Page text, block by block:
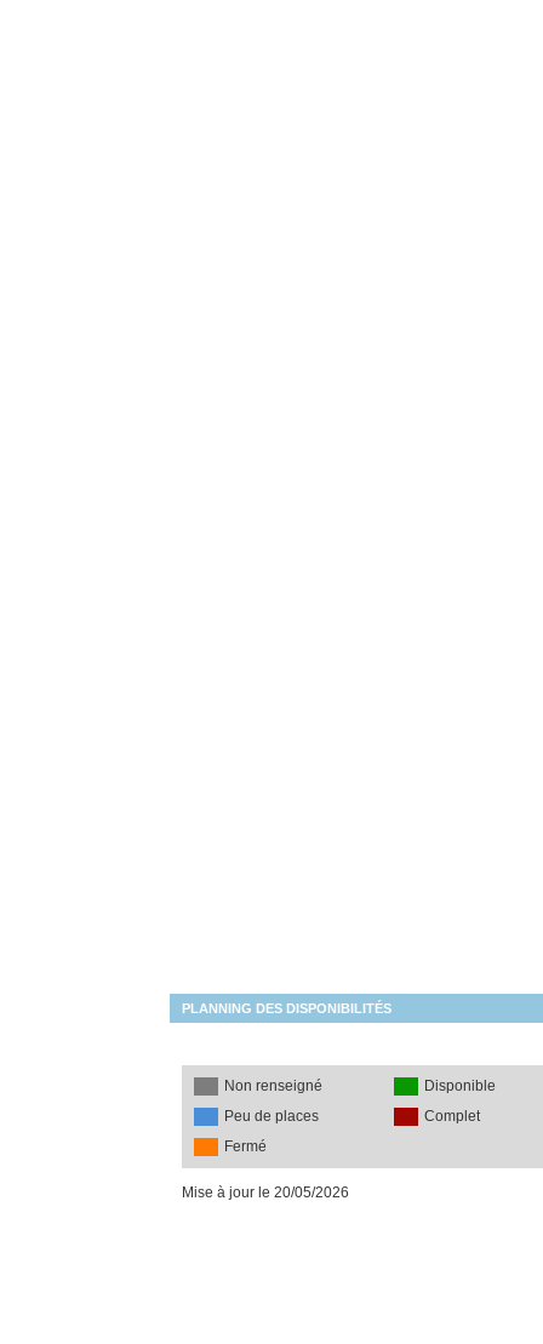
PLANNING DES DISPONIBILITÉS
Non renseigné
Disponible
Peu de places
Complet
Fermé
Mise à jour le 20/05/2026